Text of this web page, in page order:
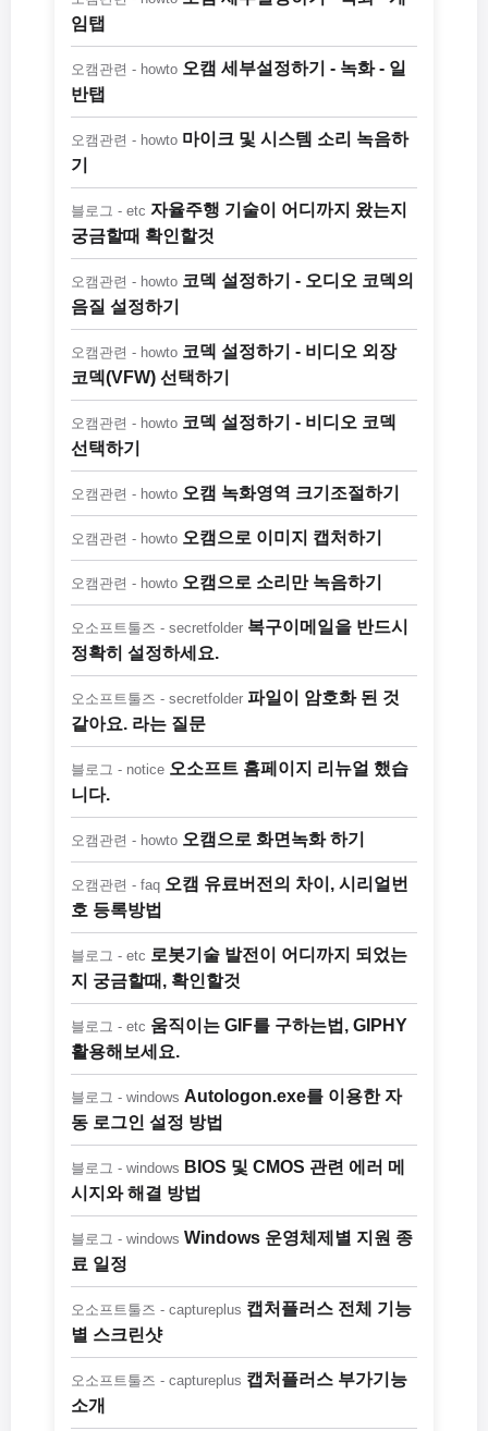
임탭
오캠관련 - howto 오캠 세부설정하기 - 녹화 - 일
반탭
오캠관련 - howto 마이크 및 시스템 소리 녹음하
기
블로그 - etc 자율주행 기술이 어디까지 왔는지
궁금할때 확인할것
오캠관련 - howto 코덱 설정하기 - 오디오 코덱의
음질 설정하기
오캠관련 - howto 코덱 설정하기 - 비디오 외장
코덱(VFW) 선택하기
오캠관련 - howto 코덱 설정하기 - 비디오 코덱
선택하기
오캠관련 - howto 오캠 녹화영역 크기조절하기
오캠관련 - howto 오캠으로 이미지 캡처하기
오캠관련 - howto 오캠으로 소리만 녹음하기
오소프트툴즈 - secretfolder 복구이메일을 반드시
정확히 설정하세요.
오소프트툴즈 - secretfolder 파일이 암호화 된 것
같아요. 라는 질문
블로그 - notice 오소프트 홈페이지 리뉴얼 했습
니다.
오캠관련 - howto 오캠으로 화면녹화 하기
오캠관련 - faq 오캠 유료버전의 차이, 시리얼번
호 등록방법
블로그 - etc 로봇기술 발전이 어디까지 되었는
지 궁금할때, 확인할것
블로그 - etc 움직이는 GIF를 구하는법, GIPHY
활용해보세요.
블로그 - windows Autologon.exe를 이용한 자
동 로그인 설정 방법
블로그 - windows BIOS 및 CMOS 관련 에러 메
시지와 해결 방법
블로그 - windows Windows 운영체제별 지원 종
료 일정
오소프트툴즈 - captureplus 캡처플러스 전체 기능
별 스크린샷
오소프트툴즈 - captureplus 캡처플러스 부가기능
소개